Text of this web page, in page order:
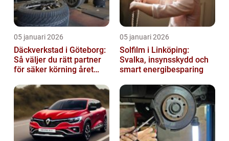
05 januari 2026
Däckverkstad i Göteborg:
Så väljer du rätt partner
för säker körning året
05 januari 2026
Solfilm i Linköping:
Svalka, insynsskydd och
smart energibesparing